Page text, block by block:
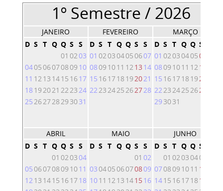
1º Semestre / 2026
JANEIRO FEVEREIRO
MARÇO
D S T Q Q S S
01 0203
040506070809 10
11 12 13 1415 16 17
18 192021 222324
2526272829 3031
D S T Q Q S S
01 020304050607
0809 1011 12 13 14
15 16 1718 192021
22232425262728
D S T Q Q S
01 0203040506
0809 1011 12 13
15 16 1718 1920
222324252627
29 3031
ABRIL MAIO
JUNHO
D S T Q Q S S
01 020304
0506070809 1011
12 13 1415 16 1718
D S T Q Q S S
01 02
03040506070809
1011 12 13 1415 16
D S T Q Q S
01 02030405
070809 1011 12
1415 16 1718 19